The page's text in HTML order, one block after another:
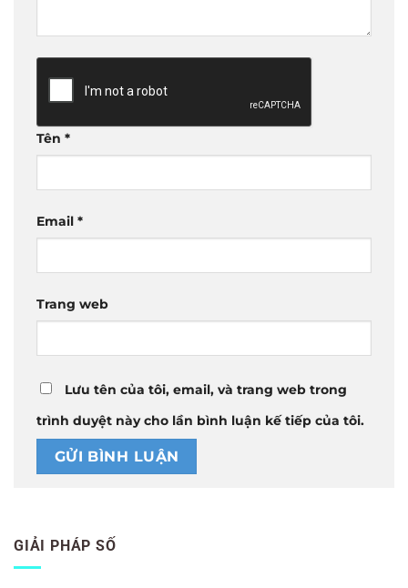
Tên *
Email *
Trang web
Lưu tên của tôi, email, và trang web trong
trình duyệt này cho lần bình luận kế tiếp của tôi.
GIẢI PHÁP SỐ